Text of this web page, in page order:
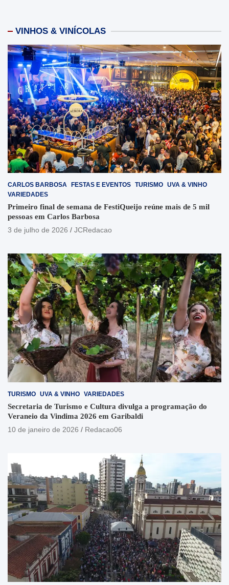
VINHOS & VINÍCOLAS
CARLOS BARBOSA FESTAS E EVENTOS TURISMO UVA & VINHO
VARIEDADES
Primeiro final de semana de FestiQueijo reúne mais de 5 mil
pessoas em Carlos Barbosa
3 de julho de 2026
JCRedacao
TURISMO UVA & VINHO VARIEDADES
Secretaria de Turismo e Cultura divulga a programação do
Veraneio da Vindima 2026 em Garibaldi
10 de janeiro de 2026
Redacao06